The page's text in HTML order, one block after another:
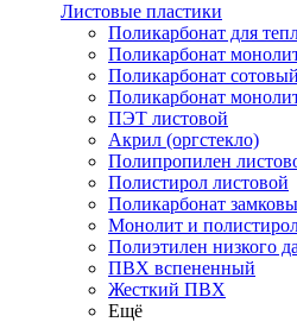
Листовые пластики
Поликарбонат для
Поликарбонат
Поликарбонат сотовый
Поликарбонат
ПЭТ листовой
Акрил (оргстекло)
Полипропилен
Полистирол листовой
Поликарбонат
Монолит и
Полиэтилен низкого
ПВХ вспененный
Жесткий ПВХ
Ещё